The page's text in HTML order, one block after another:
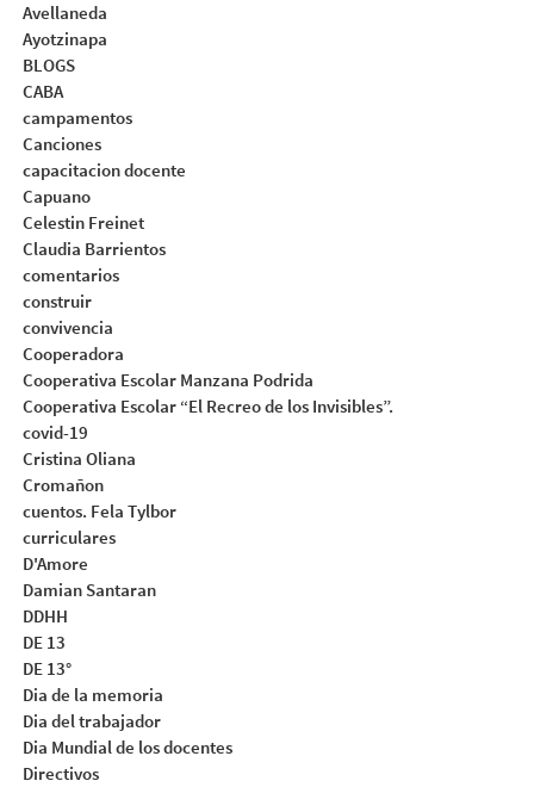
Avellaneda
Ayotzinapa
BLOGS
CABA
campamentos
Canciones
capacitacion docente
Capuano
Celestin Freinet
Claudia Barrientos
comentarios
construir
convivencia
Cooperadora
Cooperativa Escolar Manzana Podrida
Cooperativa Escolar “El Recreo de los Invisibles”.
covid-19
Cristina Oliana
Cromañon
cuentos. Fela Tylbor
curriculares
D'Amore
Damian Santaran
DDHH
DE 13
DE 13°
Dia de la memoria
Dia del trabajador
Dia Mundial de los docentes
Directivos